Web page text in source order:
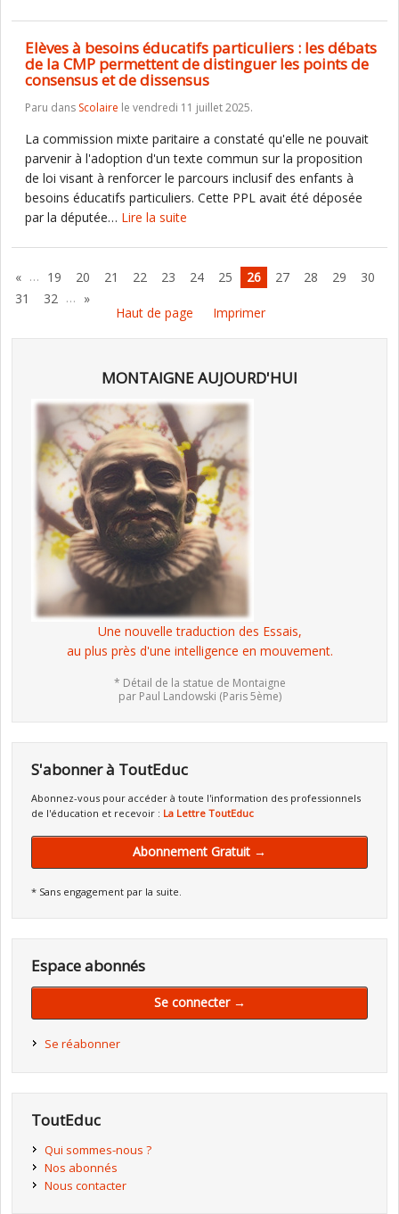
Elèves à besoins éducatifs particuliers : les débats
de la CMP permettent de distinguer les points de
consensus et de dissensus
Paru dans Scolaire le vendredi 11 juillet 2025.
La commission mixte paritaire a constaté qu'elle ne pouvait
parvenir à l'adoption d'un texte commun sur la proposition
de loi visant à renforcer le parcours inclusif des enfants à
besoins éducatifs particuliers. Cette PPL avait été déposée
par la députée… Lire la suite
« … 19 20 21 22 23 24 25 26 27 28 29
30
31
32 … »
Haut de page
Imprimer
MONTAIGNE AUJOURD'HUI
Une nouvelle traduction des Essais,
au plus près d'une intelligence en mouvement.
* Détail de la statue de Montaigne
par Paul Landowski (Paris 5ème)
S'abonner à ToutEduc
Abonnez-vous pour accéder à toute l'information des professionnels
de l'éducation et recevoir : La Lettre ToutEduc
Abonnement Gratuit →
* Sans engagement par la suite.
Espace abonnés
Se connecter →
Se réabonner
ToutEduc
Qui sommes-nous ?
Nos abonnés
Nous contacter